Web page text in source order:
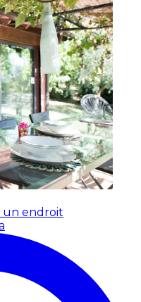
un endroit